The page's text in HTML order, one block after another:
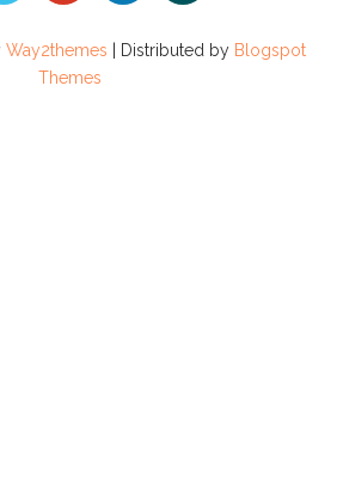
Way2themes | Distributed by Blogspot
Themes